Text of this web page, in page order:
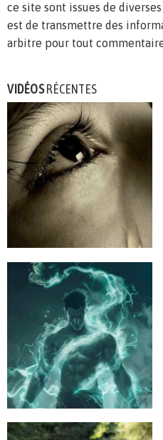
ce site sont issues de
est de transmettre des
arbitre pour tout
VIDÉOSRÉCENTES